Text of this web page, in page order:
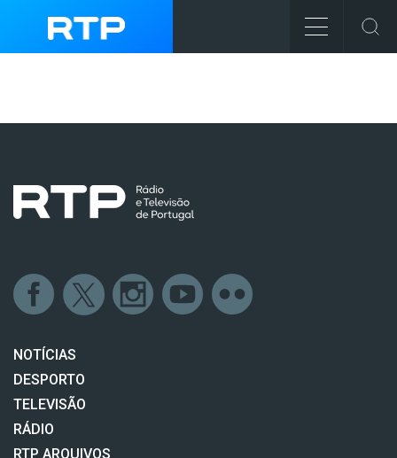
NOTÍCIAS
DESPORTO
TELEVISÃO
RÁDIO
RTP ARQUIVOS